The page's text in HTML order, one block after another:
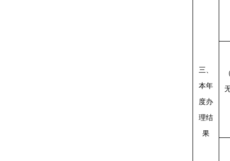
三、
本年
度办
理结
果